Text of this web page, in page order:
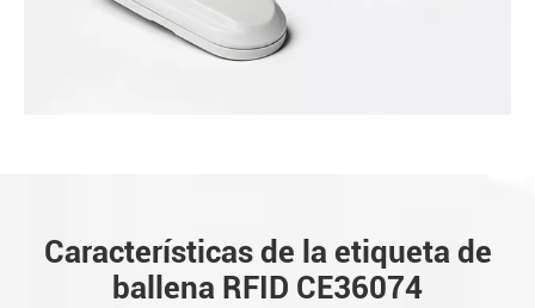
Características de la etiqueta de
ballena RFID CE36074